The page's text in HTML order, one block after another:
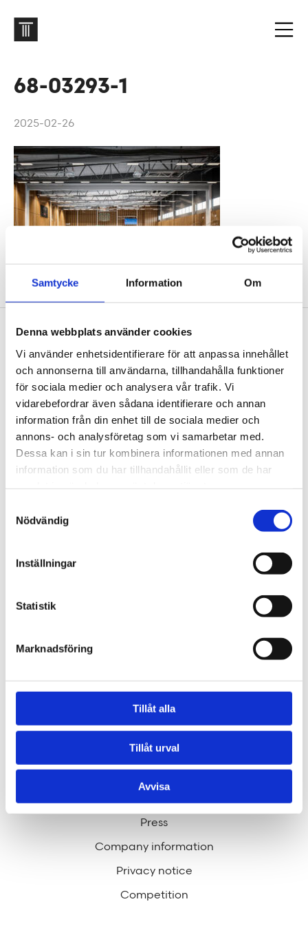
Samtycke Information Om
Denna webbplats använder cookies
Vi använder enhetsidentifierare för att anpassa innehållet
och annonserna till användarna, tillhandahålla funktioner
för sociala medier och analysera vår trafik. Vi
vidarebefordrar även sådana identifierare och annan
information från din enhet till de sociala medier och
annons- och analysföretag som vi samarbetar med.
Dessa kan i sin tur kombinera informationen med annan
information som du har tillhandahållit eller som de har
Nödvändig
Inställningar
Statistik
Marknadsföring
Tillåt alla
Tillåt urval
Avvisa
68-03293-1
2025-02-26
Footer
Welcome to Tengbom! Whatever your question or
enquiry, we look forward to hearing from you.
We are Tengbom
We create sustainable and beautiful architecture
that strenghtens our clients as well as our society.
Work with us
help us make the world a better place.
Our services
any kind of building or space. How may we help
hej@tengbom.se
Press
Company information
Privacy notice
Competition